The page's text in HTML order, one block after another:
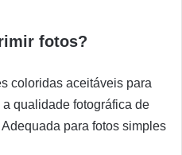
fotos?
coloridas aceitáveis para
qualidade fotográfica de
para fotos simples